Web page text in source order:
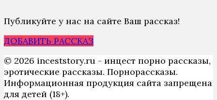
Публикуйте у нас на сайте Ваш рассказ!
ДОБАВИТЬ РАССКАЗ
© 2026 inceststory.ru - инцест порно рассказы,
эротические рассказы. Порнорассказы.
Информационная продукция сайта запрещена
для детей (18+).